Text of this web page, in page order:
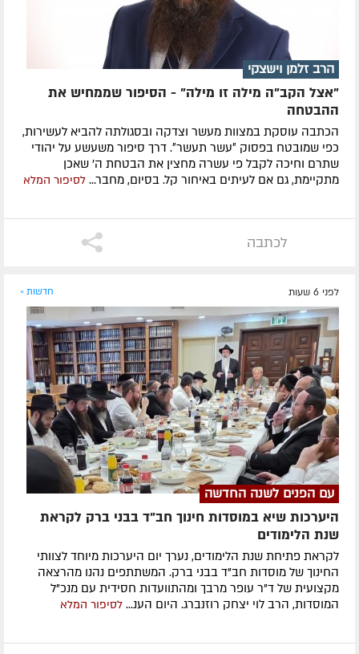
הרב זלמן וישצקי
"אצל הקב"ה מילה זו מילה" - הסיפור שממחיש את
ההבטחה
הכתבה עוסקת במצוות מעשר וצדקה ובסגולתה להביא לעשירות,
כפי שמובטח בפסוק ״עשר תעשר״. דרך סיפור משעשע על יהודי
שתרם וחיכה לקבל פי עשרה מחצין את הבטחת ה' שאכן
מתקיימת, גם אם לעיתים באיחור קל. בסיום, מחבר... לסיפור המלא
לכתבה
לפני 6 שעות חדשות »
עם הפנים לשנה החדשה
היערכות שיא במוסדות חינוך חב"ד בבני ברק לקראת
שנת הלימודים
לקראת פתיחת שנת הלימודים, נערך יום היערכות מיוחד לצוותי
החינוך של מוסדות חב"ד בבני ברק. המשתתפים נהנו מהרצאה
מקצועית של ד"ר עופר מרבך ומהתוועדות חסידית עם מנכ"ל
המוסדות, הרב לוי יצחק רוזנברג. היום הענ... לסיפור המלא